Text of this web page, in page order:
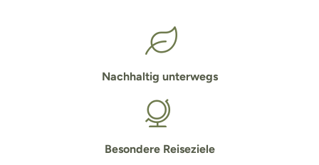
Nachhaltig unterwegs
Besondere Reiseziele